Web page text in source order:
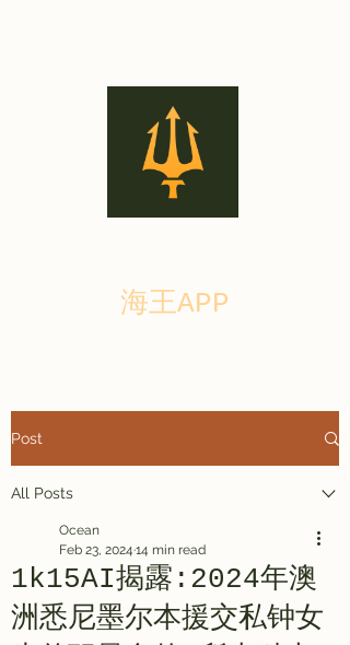
海王APP
Post
All Posts
1k15AI揭露:2024年澳
洲悉尼墨尔本援交私钟女
Ocean
Feb 23, 2024 14 min read